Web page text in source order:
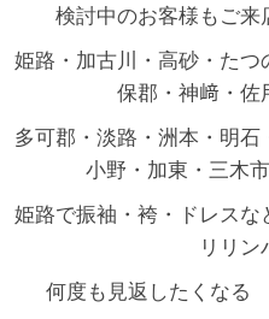
検討中のお客様もご来
姫路・加古川・高砂・た
保郡・神﨑・佐
多可郡・淡路・洲本・明石
小野・加東・三木
姫路で振袖・袴・ドレス
リリン
何度も見返したくなる